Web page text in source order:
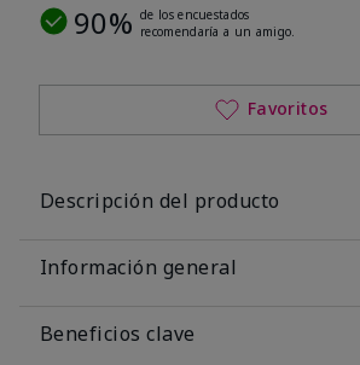
90% de los encuestados
recomendaría a un amigo.
Favoritos
Descripción del producto
Información general
Beneficios clave